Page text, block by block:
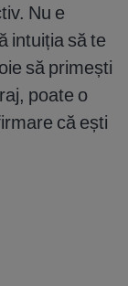
Nu e
intuiția să te
să primești
poate o
că ești